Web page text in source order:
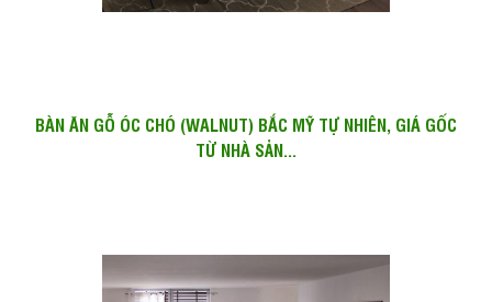
BÀN ĂN GỖ ÓC CHÓ (WALNUT) BẮC MỸ TỰ NHIÊN, GIÁ GỐC
TỪ NHÀ SẢN...